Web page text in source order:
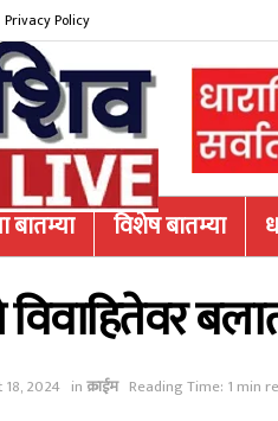
Privacy Policy
बातम्या विशेष बातम्या
2024 inक्राईम Reading Time: 1 min